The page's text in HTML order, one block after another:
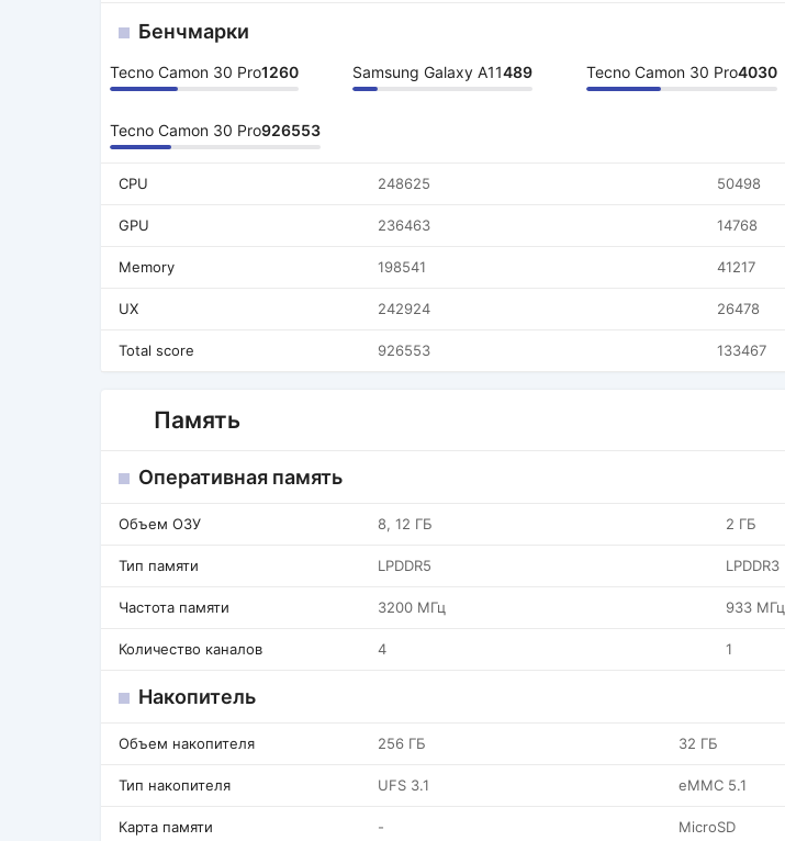
Бенчмарки
Tecno Camon 30 Pro1260 Samsung Galaxy A11489 Tecno Camon 30 Pro4030
Tecno Camon 30 Pro926553
CPU 248625 50498
GPU 236463 14768
Memory 198541 41217
UX 242924 26478
Total score 926553 133467
Память
Оперативная память
Объем ОЗУ 8, 12 ГБ 2 ГБ
Тип памяти LPDDR5 LPDDR3
Частота памяти 3200 МГц 933 МГц
Количество каналов 4 1
Накопитель
Объем накопителя 256 ГБ 32 ГБ
Тип накопителя UFS 3.1 eMMC 5.1
Карта памяти - MicroSD